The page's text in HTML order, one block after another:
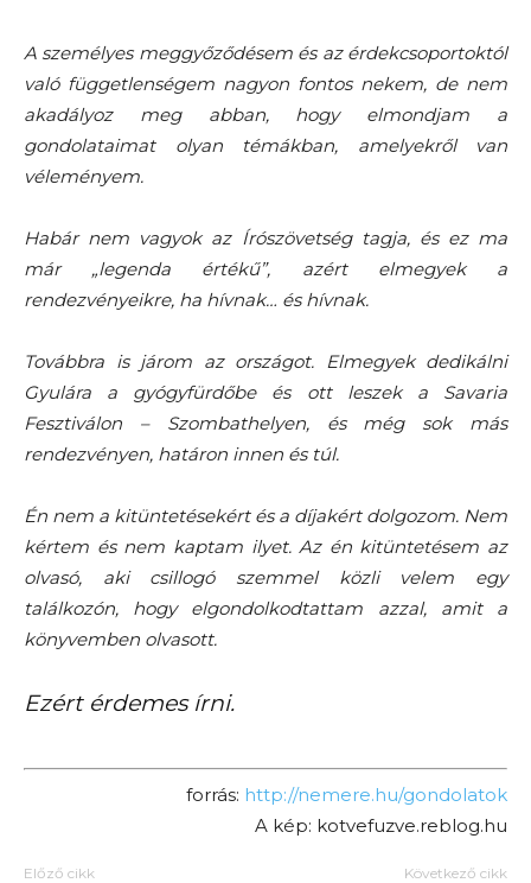
A személyes meggyőződésem és az érdekcsoportoktól
való függetlenségem nagyon fontos nekem, de nem
akadályoz meg abban, hogy elmondjam a
gondolataimat olyan témákban, amelyekről van
véleményem.
Habár nem vagyok az Írószövetség tagja, és ez ma
már „legenda értékű”, azért elmegyek a
rendezvényeikre, ha hívnak… és hívnak.
Továbbra is járom az országot. Elmegyek dedikálni
Gyulára a gyógyfürdőbe és ott leszek a Savaria
Fesztiválon – Szombathelyen, és még sok más
rendezvényen, határon innen és túl.
Én nem a kitüntetésekért és a díjakért dolgozom. Nem
kértem és nem kaptam ilyet. Az én kitüntetésem az
olvasó, aki csillogó szemmel közli velem egy
találkozón, hogy elgondolkodtattam azzal, amit a
könyvemben olvasott.
Ezért érdemes írni.
forrás: http://nemere.hu/gondolatok
A kép: kotvefuzve.reblog.hu
Előző cikk Következő cikk